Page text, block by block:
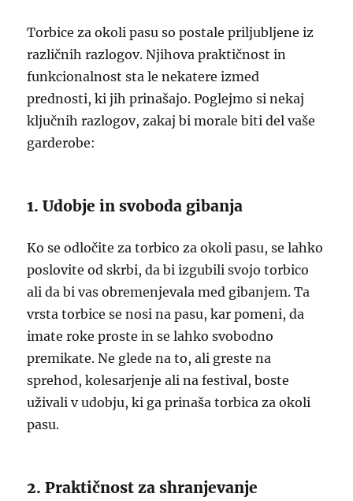
Torbice za okoli pasu so postale priljubljene iz
različnih razlogov. Njihova praktičnost in
funkcionalnost sta le nekatere izmed
prednosti, ki jih prinašajo. Poglejmo si nekaj
ključnih razlogov, zakaj bi morale biti del vaše
garderobe:
1. Udobje in svoboda gibanja
Ko se odločite za torbico za okoli pasu, se lahko
poslovite od skrbi, da bi izgubili svojo torbico
ali da bi vas obremenjevala med gibanjem. Ta
vrsta torbice se nosi na pasu, kar pomeni, da
imate roke proste in se lahko svobodno
premikate. Ne glede na to, ali greste na
sprehod, kolesarjenje ali na festival, boste
uživali v udobju, ki ga prinaša torbica za okoli
pasu.
2. Praktičnost za shranjevanje